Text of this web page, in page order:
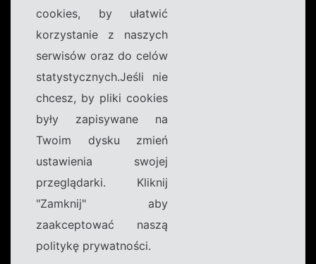
cookies, by ułatwić
korzystanie z naszych
serwisów oraz do celów
statystycznych.Jeśli nie
chcesz, by pliki cookies
były zapisywane na
Twoim dysku zmień
ustawienia swojej
przeglądarki. Kliknij
"Zamknij" aby
zaakceptować naszą
politykę prywatności.